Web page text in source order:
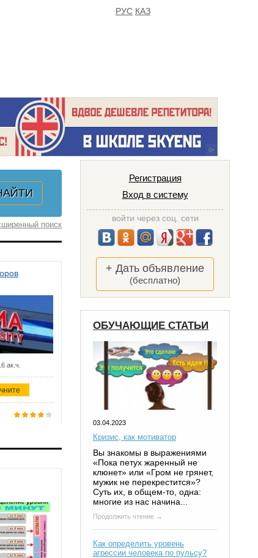
РУС КАЗ
поиск
ак.ч.
Регистрация
Вход в систему
войти через соц. сети
+ Дать объявление
(бесплатно)
ОБУЧАЮЩИЕ СТАТЬИ
03.04.2023
Кризис, как мотиватор
Вы знакомы в выражениями
«Пока петух жаренный не
клюнет» или «Гром не грянет,
мужик не перекрестится»?
Суть их, в общем-то, одна:
многие из нас начина...
Продолжить чтение →
Как определить уровень
агрессии человека по пульсу?